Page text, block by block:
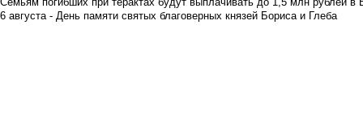
6 августа - День памяти святых благоверных князей Бориса и Глеба